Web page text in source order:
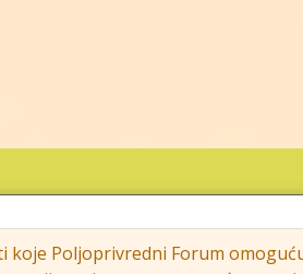
Poljoprivredni Forum